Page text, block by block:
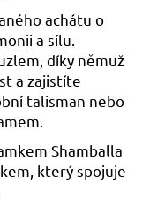
achátu o
a sílu.
díky němuž
a zajistíte
talisman nebo
Shamballa
který spojuje